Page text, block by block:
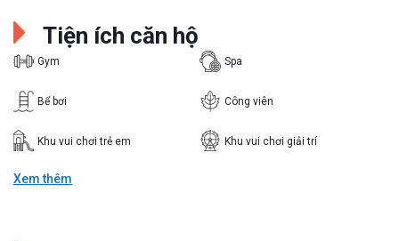
Tiện ích căn hộ
Gym Spa
Bể bơi Công viên
Khu vui chơi trẻ em Khu vui chơi giải trí
Xem thêm